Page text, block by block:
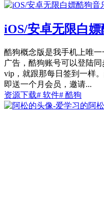
iOS/安卓无限白
酷狗概念版是我手机上唯
广告，酷狗账号可以登陆
vip，就跟那每日签到一样
即送一个月会员，邀请...
资源下载# 软件# 酷狗